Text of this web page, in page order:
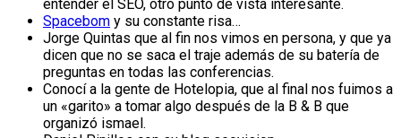
entender el SEO, otro punto de vista interesante.
Spacebom y su constante risa…
Jorge Quintas que al fin nos vimos en persona, y que ya
dicen que no se saca el traje además de su batería de
preguntas en todas las conferencias.
Conocí a la gente de Hotelopia, que al final nos fuimos a
un «garito» a tomar algo después de la B & B que
organizó ismael.